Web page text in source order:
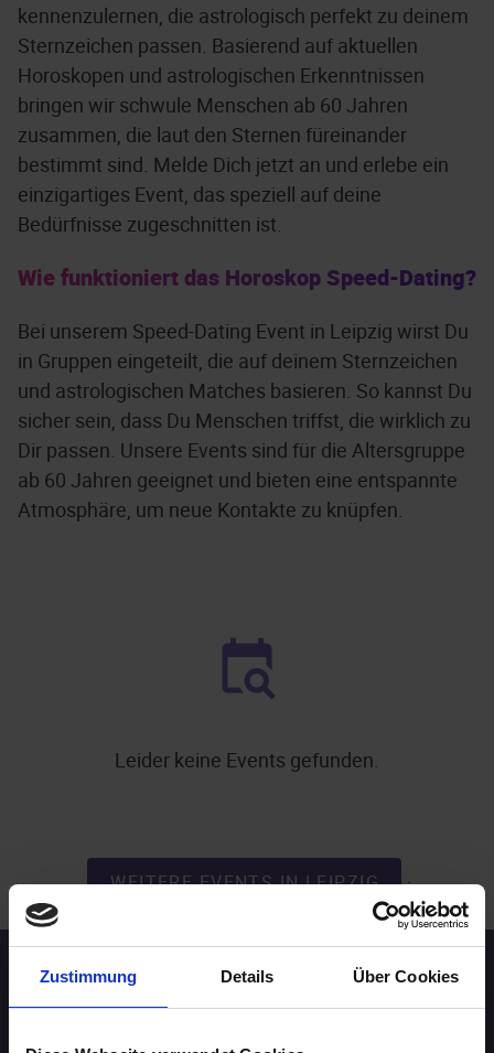
Zustimmung Details Über Cookies
kennenzulernen, die astrologisch perfekt zu deinem
Sternzeichen passen. Basierend auf aktuellen
Horoskopen und astrologischen Erkenntnissen
bringen wir schwule Menschen ab 60 Jahren
zusammen, die laut den Sternen füreinander
bestimmt sind. Melde Dich jetzt an und erlebe ein
einzigartiges Event, das speziell auf deine
Bedürfnisse zugeschnitten ist.
Wie funktioniert das Horoskop Speed-Dating?
Bei unserem Speed-Dating Event in Leipzig wirst Du
in Gruppen eingeteilt, die auf deinem Sternzeichen
und astrologischen Matches basieren. So kannst Du
sicher sein, dass Du Menschen triffst, die wirklich zu
Dir passen. Unsere Events sind für die Altersgruppe
ab 60 Jahren geeignet und bieten eine entspannte
Atmosphäre, um neue Kontakte zu knüpfen.
Leider keine Events gefunden.
WEITERE EVENTS IN LEIPZIG .
Speed-Dating Events